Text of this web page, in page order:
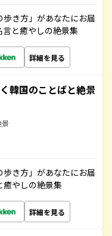
き方」があなたにお届
と癒やしの絶景集
詳細を見る
韓国のことばと絶景
き方」があなたにお届
癒やしの絶景集
詳細を見る